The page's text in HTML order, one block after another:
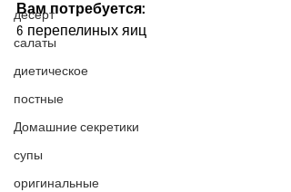
десерт
салаты
диетическое
постные
Домашние секретики
супы
оригинальные
Вам потребуется:
6 перепелиных яиц